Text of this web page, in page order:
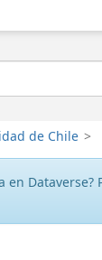
de Chile >
en